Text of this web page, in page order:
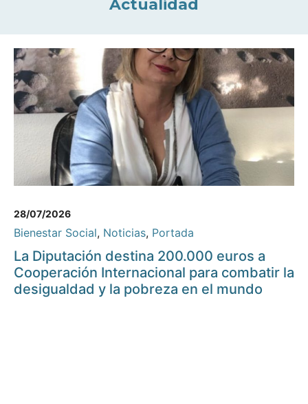
Actualidad
28/07/2026
Bienestar Social, Noticias, Portada
La Diputación destina 200.000 euros a
Cooperación Internacional para combatir la
desigualdad y la pobreza en el mundo